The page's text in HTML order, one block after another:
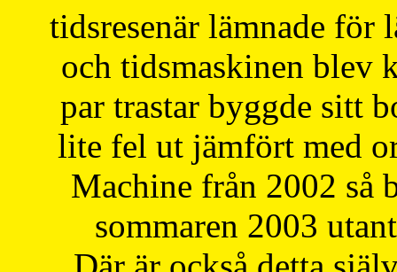
tidsresenär lämnade för
och tidsmaskinen blev
par trastar byggde sitt
lite fel ut jämfört med
Machine från 2002 så
sommaren 2003